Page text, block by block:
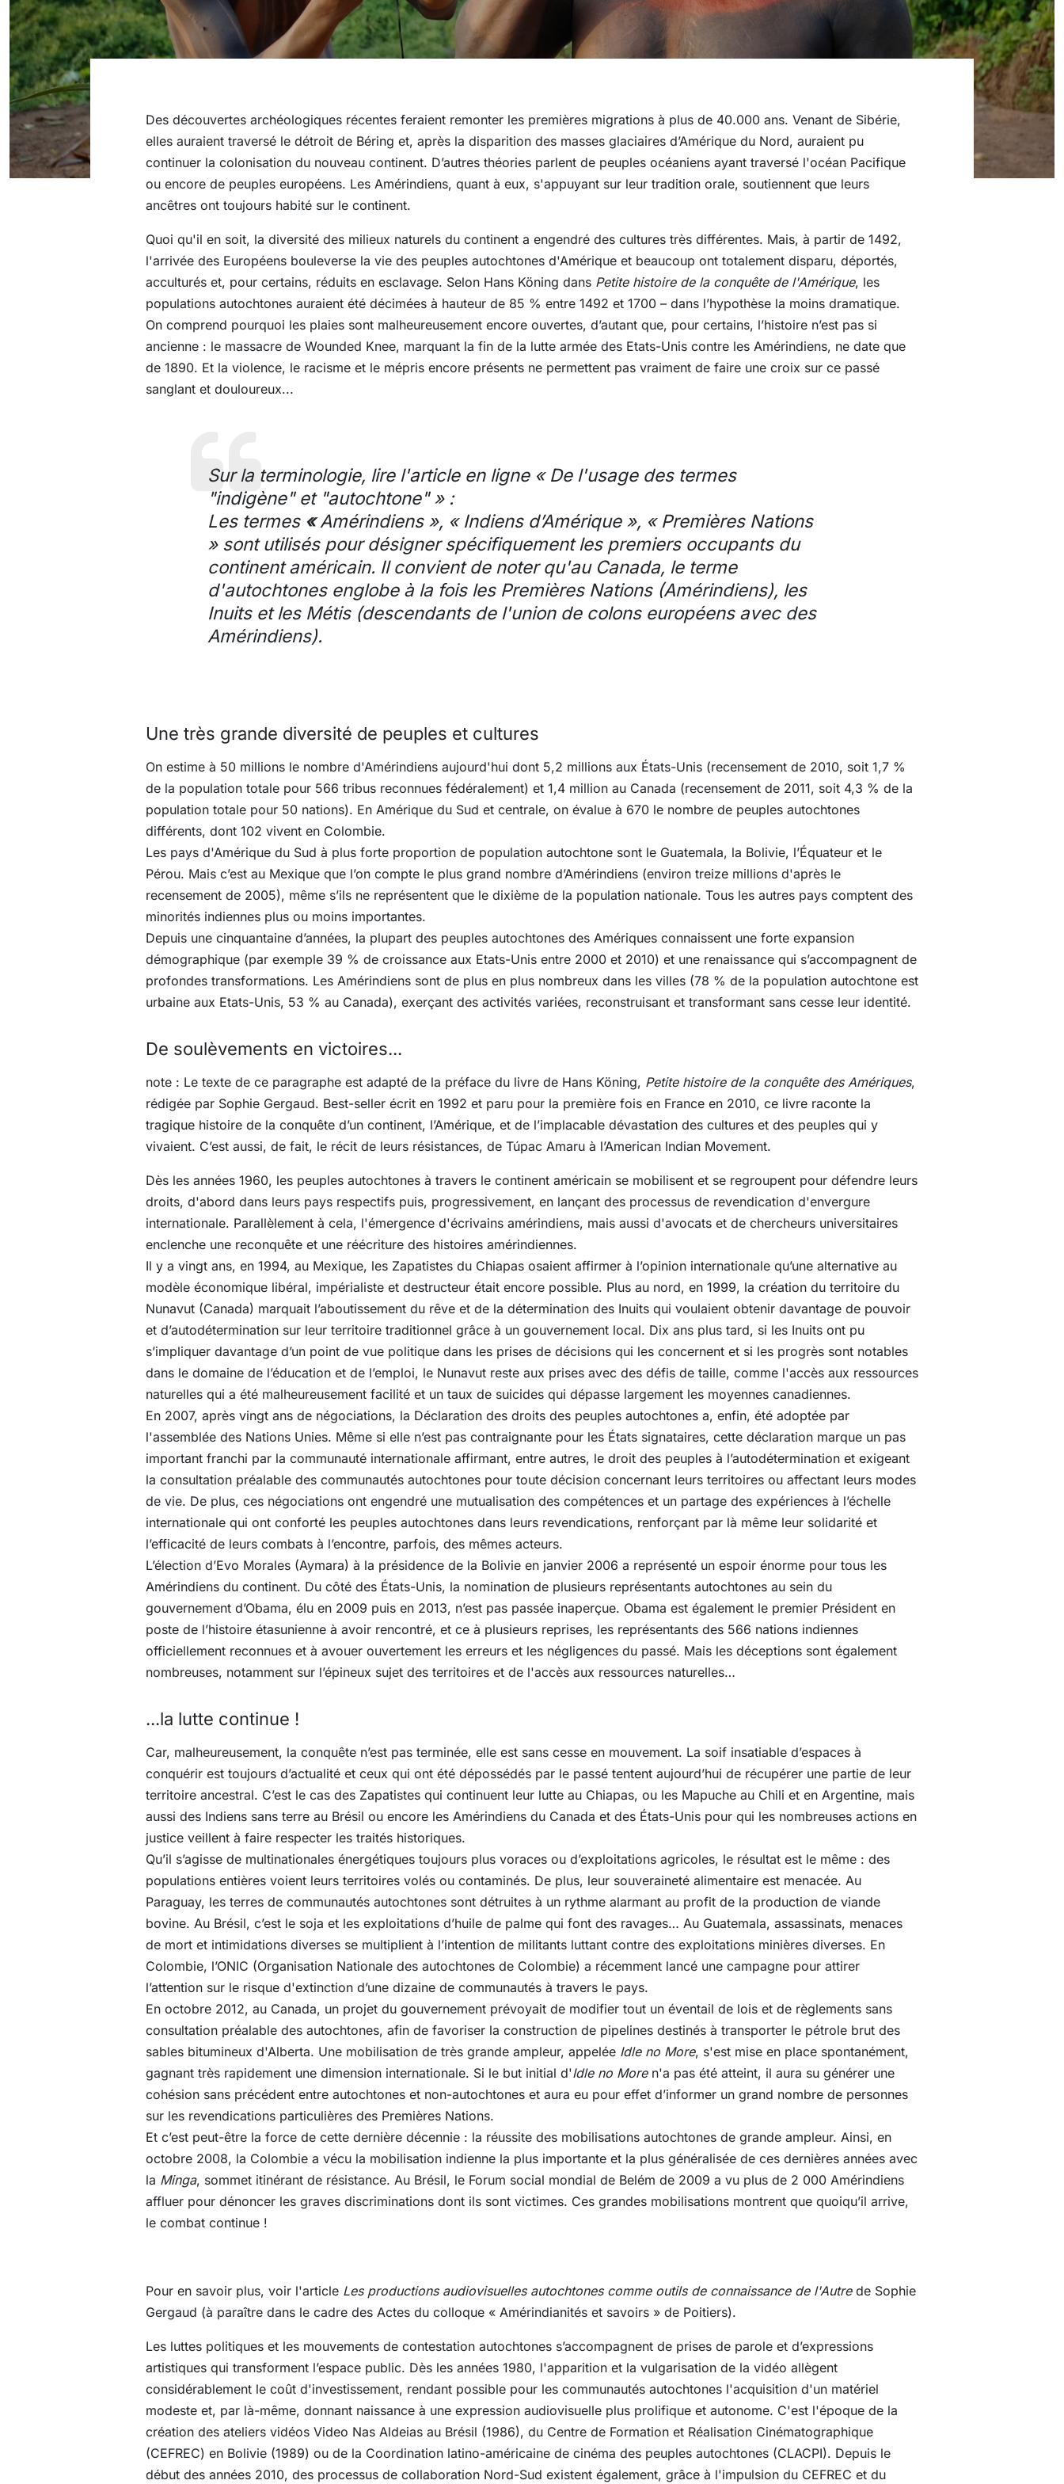
Des découvertes archéologiques récentes feraient remonter les premières migrations à plus de 40.000 ans. Venant de Sibérie,
elles auraient traversé le détroit de Béring et, après la disparition des masses glaciaires d’Amérique du Nord, auraient pu
continuer la colonisation du nouveau continent. D’autres théories parlent de peuples océaniens ayant traversé l'océan Pacifique
ou encore de peuples européens. Les Amérindiens, quant à eux, s'appuyant sur leur tradition orale, soutiennent que leurs
ancêtres ont toujours habité sur le continent.
Quoi qu'il en soit, la diversité des milieux naturels du continent a engendré des cultures très différentes. Mais, à partir de 1492,
l'arrivée des Européens bouleverse la vie des peuples autochtones d'Amérique et beaucoup ont totalement disparu, déportés,
acculturés et, pour certains, réduits en esclavage. Selon Hans Köning dans Petite histoire de la conquête de l'Amérique, les
populations autochtones auraient été décimées à hauteur de 85 % entre 1492 et 1700 – dans l’hypothèse la moins dramatique.
On comprend pourquoi les plaies sont malheureusement encore ouvertes, d’autant que, pour certains, l’histoire n’est pas si
ancienne : le massacre de Wounded Knee, marquant la fin de la lutte armée des Etats-Unis contre les Amérindiens, ne date que
de 1890. Et la violence, le racisme et le mépris encore présents ne permettent pas vraiment de faire une croix sur ce passé
sanglant et douloureux...
Sur la terminologie, lire l'article en ligne « De l'usage des termes
"indigène" et "autochtone" » :
Les termes«Amérindiens », « Indiens d’Amérique », « Premières Nations
» sont utilisés pour désigner spécifiquement les premiers occupants du
continent américain. Il convient de noter qu'au Canada, le terme
d'autochtones englobe à la fois les Premières Nations (Amérindiens), les
Inuits et les Métis (descendants de l'union de colons européens avec des
Amérindiens).
Une très grande diversité de peuples et cultures
On estime à 50 millions le nombre d'Amérindiens aujourd'hui dont 5,2 millions aux États-Unis (recensement de 2010, soit 1,7 %
de la population totale pour 566 tribus reconnues fédéralement) et 1,4 million au Canada (recensement de 2011, soit 4,3 % de la
population totale pour 50 nations). En Amérique du Sud et centrale, on évalue à 670 le nombre de peuples autochtones
différents, dont 102 vivent en Colombie.
Les pays d'Amérique du Sud à plus forte proportion de population autochtone sont le Guatemala, la Bolivie, l’Équateur et le
Pérou. Mais c’est au Mexique que l’on compte le plus grand nombre d’Amérindiens (environ treize millions d'après le
recensement de 2005), même s’ils ne représentent que le dixième de la population nationale. Tous les autres pays comptent des
minorités indiennes plus ou moins importantes.
Depuis une cinquantaine d’années, la plupart des peuples autochtones des Amériques connaissent une forte expansion
démographique (par exemple 39 % de croissance aux Etats-Unis entre 2000 et 2010) et une renaissance qui s’accompagnent de
profondes transformations. Les Amérindiens sont de plus en plus nombreux dans les villes (78 % de la population autochtone est
urbaine aux Etats-Unis, 53 % au Canada), exerçant des activités variées, reconstruisant et transformant sans cesse leur identité.
De soulèvements en victoires...
note: Le texte de ce paragraphe est adapté de la préface du livre de Hans Köning, Petite histoire de la conquête des Amériques,
rédigée par Sophie Gergaud. Best-seller écrit en 1992 et paru pour la première fois en France en 2010, ce livre raconte la
tragique histoire de la conquête d’un continent, l’Amérique, et de l’implacable dévastation des cultures et des peuples qui y
vivaient. C’est aussi, de fait, le récit de leurs résistances, de Túpac Amaru à l’American Indian Movement.
Dès les années 1960, les peuples autochtones à travers le continent américain se mobilisent et se regroupent pour défendre leurs
droits, d'abord dans leurs pays respectifs puis, progressivement, en lançant des processus de revendication d'envergure
internationale. Parallèlement à cela, l'émergence d'écrivains amérindiens, mais aussi d'avocats et de chercheurs universitaires
enclenche une reconquête et une réécriture des histoires amérindiennes.
Il y a vingt ans, en 1994, au Mexique, les Zapatistes du Chiapas osaient affirmer à l’opinion internationale qu’une alternative au
modèle économique libéral, impérialiste et destructeur était encore possible. Plus au nord, en 1999, la création du territoire du
Nunavut (Canada) marquait l’aboutissement du rêve et de la détermination des Inuits qui voulaient obtenir davantage de pouvoir
et d’autodétermination sur leur territoire traditionnel grâce à un gouvernement local. Dix ans plus tard, si les Inuits ont pu
s’impliquer davantage d’un point de vue politique dans les prises de décisions qui les concernent et si les progrès sont notables
dans le domaine de l’éducation et de l’emploi, le Nunavut reste aux prises avec des défis de taille, comme l'accès aux ressources
naturelles qui a été malheureusement facilité et un taux de suicides qui dépasse largement les moyennes canadiennes.
En 2007, après vingt ans de négociations, la Déclaration des droits des peuples autochtones a, enfin, été adoptée par
l'assemblée des Nations Unies. Même si elle n’est pas contraignante pour les États signataires, cette déclaration marque un pas
important franchi par la communauté internationale affirmant, entre autres, le droit des peuples à l’autodétermination et exigeant
la consultation préalable des communautés autochtones pour toute décision concernant leurs territoires ou affectant leurs modes
de vie. De plus, ces négociations ont engendré une mutualisation des compétences et un partage des expériences à l’échelle
internationale qui ont conforté les peuples autochtones dans leurs revendications, renforçant par là même leur solidarité et
l’efficacité de leurs combats à l’encontre, parfois, des mêmes acteurs.
L’élection d’Evo Morales (Aymara) à la présidence de la Bolivie en janvier 2006 a représenté un espoir énorme pour tous les
Amérindiens du continent. Du côté des États-Unis, la nomination de plusieurs représentants autochtones au sein du
gouvernement d’Obama, élu en 2009 puis en 2013, n’est pas passée inaperçue. Obama est également le premier Président en
poste de l’histoire étasunienne à avoir rencontré, et ce à plusieurs reprises, les représentants des 566 nations indiennes
officiellement reconnues et à avouer ouvertement les erreurs et les négligences du passé. Mais les déceptions sont également
nombreuses, notamment sur l’épineux sujet des territoires et de l'accès aux ressources naturelles…
...la lutte continue !
Car, malheureusement, la conquête n’est pas terminée, elle est sans cesse en mouvement. La soif insatiable d’espaces à
conquérir est toujours d’actualité et ceux qui ont été dépossédés par le passé tentent aujourd’hui de récupérer une partie de leur
territoire ancestral. C’est le cas des Zapatistes qui continuent leur lutte au Chiapas, ou les Mapuche au Chili et en Argentine, mais
aussi des Indiens sans terre au Brésil ou encore les Amérindiens du Canada et des États-Unis pour qui les nombreuses actions en
justice veillent à faire respecter les traités historiques.
Qu’il s’agisse de multinationales énergétiques toujours plus voraces ou d’exploitations agricoles, le résultat est le même : des
populations entières voient leurs territoires volés ou contaminés. De plus, leur souveraineté alimentaire est menacée. Au
Paraguay, les terres de communautés autochtones sont détruites à un rythme alarmant au profit de la production de viande
bovine. Au Brésil, c’est le soja et les exploitations d’huile de palme qui font des ravages… Au Guatemala, assassinats, menaces
de mort et intimidations diverses se multiplient à l’intention de militants luttant contre des exploitations minières diverses. En
Colombie, l’ONIC (Organisation Nationale des autochtones de Colombie) a récemment lancé une campagne pour attirer
l’attention sur le risque d'extinction d’une dizaine de communautés à travers le pays.
En octobre 2012, au Canada, un projet du gouvernement prévoyait de modifier tout un éventail de lois et de règlements sans
consultation préalable des autochtones, afin de favoriser la construction de pipelines destinés à transporter le pétrole brut des
sables bitumineux d'Alberta. Une mobilisation de très grande ampleur, appelée Idle no More, s'est mise en place spontanément,
gagnant très rapidement une dimension internationale. Si le but initial d'Idle no Moren'a pas été atteint, il aura su générer une
cohésion sans précédent entre autochtones et non-autochtones et aura eu pour effet d’informer un grand nombre de personnes
sur les revendications particulières des Premières Nations.
Et c’est peut-être la force de cette dernière décennie : la réussite des mobilisations autochtones de grande ampleur. Ainsi, en
octobre 2008, la Colombie a vécu la mobilisation indienne la plus importante et la plus généralisée de ces dernières années avec
la Minga, sommet itinérant de résistance. Au Brésil, le Forum social mondial de Belém de 2009 a vu plus de 2 000 Amérindiens
affluer pour dénoncer les graves discriminations dont ils sont victimes. Ces grandes mobilisations montrent que quoiqu’il arrive,
le combat continue !
Pour en savoir plus, voir l'article Les productions audiovisuelles autochtones comme outils de connaissance de l'Autre de Sophie
Gergaud (à paraître dans le cadre des Actes du colloque « Amérindianités et savoirs » de Poitiers).
Les luttes politiques et les mouvements de contestation autochtones s’accompagnent de prises de parole et d’expressions
artistiques qui transforment l’espace public. Dès les années 1980, l'apparition et la vulgarisation de la vidéo allègent
considérablement le coût d'investissement, rendant possible pour les communautés autochtones l'acquisition d'un matériel
modeste et, par là-même, donnant naissance à une expression audiovisuelle plus prolifique et autonome. C'est l'époque de la
création des ateliers vidéos Video Nas Aldeias au Brésil (1986), du Centre de Formation et Réalisation Cinématographique
(CEFREC) en Bolivie (1989) ou de la Coordination latino-américaine de cinéma des peuples autochtones (CLACPI). Depuis le
début des années 2010, des processus de collaboration Nord-Sud existent également, grâce à l'impulsion du CEFREC et du